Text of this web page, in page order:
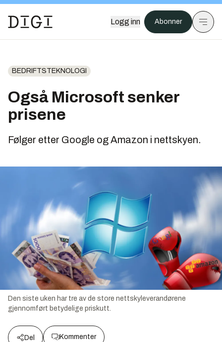
Logg inn Abonner
BEDRIFTSTEKNOLOGI
Også Microsoft senker
prisene
Følger etter Google og Amazon i nettskyen.
Den siste uken har tre av de store nettskyleverandørene
gjennomført betydelige priskutt.
Del Kommenter